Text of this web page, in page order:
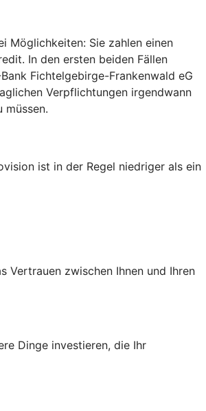
Möglichkeiten: Sie zahlen einen
In den ersten beiden Fällen
Fichtelgebirge-Frankenwald eG
Verpflichtungen irgendwann
müssen.
ist in der Regel niedriger als ein
Vertrauen zwischen Ihnen und Ihren
Dinge investieren, die Ihr